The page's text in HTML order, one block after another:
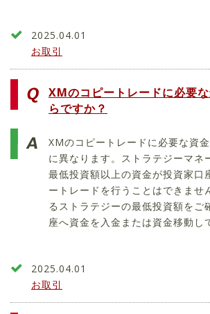
2025.04.01
お取引
XMのコピートレードに必要
らですか？
XMのコピートレードに必要な資
に異なります。ストラテジーマネ
最低投資額以上の資金が投資家口
ートレードを行うことはできませ
るストラテジーの最低投資額をご
座へ資金を入金または資金移動し
2025.04.01
お取引